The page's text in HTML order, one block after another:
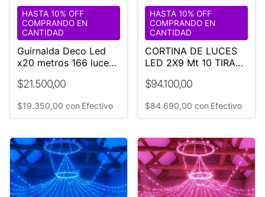
Guirnalda Deco Led
x20 metros 166 luces
$21.500,00
HASTA 10% OFF
COMPRANDO EN
CANTIDAD
$19.350,00 con Efectivo
CORTINA DE LUCES
LED 2X9 Mt 10 TIRAS
EVENTO
$94.100,00
HASTA 10% OFF
COMPRANDO EN
CANTIDAD
$84.690,00 con Efectivo